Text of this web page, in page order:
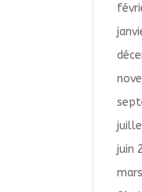
juin